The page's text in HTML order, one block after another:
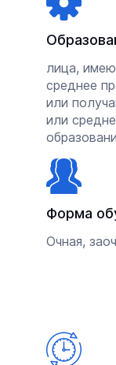
лица,
среднее
или
или
Форма
Очная,